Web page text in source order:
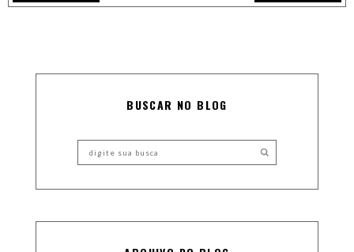
BUSCAR NO BLOG